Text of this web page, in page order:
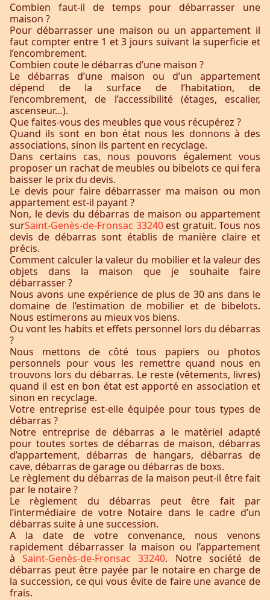
Combien faut-il de temps pour débarrasser une
maison ?
Pour débarrasser une maison ou un appartement il
faut compter entre 1 et 3 jours suivant la superficie et
l’encombrement.
Combien coute le débarras d’une maison ?
Le débarras d’une maison ou d’un appartement
dépend de la surface de l’habitation, de
l’encombrement, de l’accessibilité (étages, escalier,
ascenseur…).
Que faites-vous des meubles que vous récupérez ?
Quand ils sont en bon état nous les donnons à des
associations, sinon ils partent en recyclage.
Dans certains cas, nous pouvons également vous
proposer un rachat de meubles ou bibelots ce qui fera
baisser le prix du devis.
Le devis pour faire débarrasser ma maison ou mon
appartement est-il payant ?
Non, le devis du débarras de maison ou appartement
surSaint-Genès-de-Fronsac 33240 est gratuit. Tous nos
devis de débarras sont établis de manière claire et
précis.
Comment calculer la valeur du mobilier et la valeur des
objets dans la maison que je souhaite faire
débarrasser ?
Nous avons une expérience de plus de 30 ans dans le
domaine de l’estimation de mobilier et de bibelots.
Nous estimerons au mieux vos biens.
Ou vont les habits et effets personnel lors du débarras
?
Nous mettons de côté tous papiers ou photos
personnels pour vous les remettre quand nous en
trouvons lors du débarras. Le reste (vêtements, livres)
quand il est en bon état est apporté en association et
sinon en recyclage.
Votre entreprise est-elle équipée pour tous types de
débarras ?
Notre entreprise de débarras a le matèriel adapté
pour toutes sortes de débarras de maison, débarras
d’appartement, débarras de hangars, débarras de
cave, débarras de garage ou débarras de boxs.
Le règlement du débarras de la maison peut-il être fait
par le notaire ?
Le règlement du débarras peut être fait par
l’intermédiaire de votre Notaire dans le cadre d’un
débarras suite à une succession.
A la date de votre convenance, nous venons
rapidement débarrasser la maison ou l’appartement
àSaint-Genès-de-Fronsac 33240. Notre société de
débarras peut être payée par le notaire en charge de
la succession, ce qui vous évite de faire une avance de
frais.